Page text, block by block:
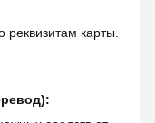
реквизитам карты.